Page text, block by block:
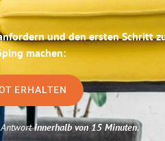
und den ersten Schritt
machen:
ERHALTEN
innerhalb von 15 Minuten.